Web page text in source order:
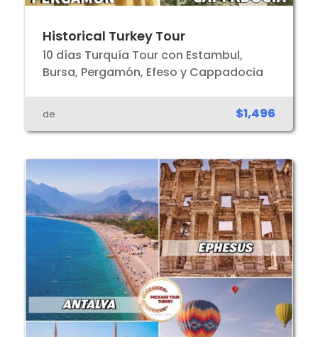
Historical Turkey Tour
10 días Turquía Tour con Estambul,
Bursa, Pergamón, Efeso y Cappadocia
de $1,496